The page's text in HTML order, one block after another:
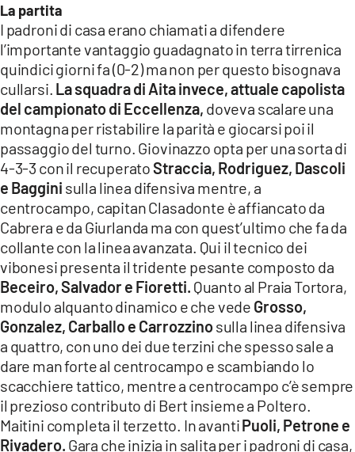
ILVIBONESE.IT
CATANZAROCHANNEL.IT
LACAPITALENEWS.IT
App
ANDROID
APPLE
La partita
I padroni di casa erano chiamati a difendere
l’importante vantaggio guadagnato in terra tirrenica
quindici giorni fa (0-2) ma non per questo bisognava
cullarsi. La squadra di Aita invece, attuale capolista
del campionato di Eccellenza, doveva scalare una
montagna per ristabilire la parità e giocarsi poi il
passaggio del turno. Giovinazzo opta per una sorta di
4-3-3 con il recuperatoStraccia, Rodriguez, Dascoli
e Baggini sulla linea difensiva mentre, a
centrocampo, capitan Clasadonte è affiancato da
Cabrera e da Giurlanda ma con quest’ultimo che fa da
collante con la linea avanzata. Qui il tecnico dei
vibonesi presenta il tridente pesante composto da
Beceiro, Salvador e Fioretti. Quanto al Praia Tortora,
modulo alquanto dinamico e che vede Grosso,
Gonzalez, Carballo e Carrozzinosulla linea difensiva
a quattro, con uno dei due terzini che spesso sale a
dare man forte al centrocampo e scambiando lo
scacchiere tattico, mentre a centrocampo c’è sempre
il prezioso contributo di Bert insieme a Poltero.
Maitini completa il terzetto. In avantiPuoli, Petrone e
Rivadero. Gara che inizia in salita per i padroni di casa,